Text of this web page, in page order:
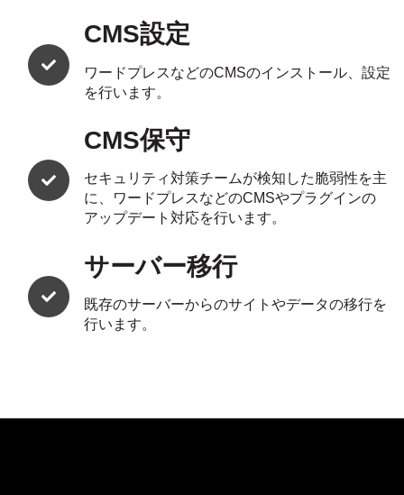
CMS設定
ワードプレスなどのCMSのインストール、設定
を行います。
CMS保守
セキュリティ対策チームが検知した脆弱性を主
に、ワードプレスなどのCMSやプラグインの
アップデート対応を行います。
サーバー移行
既存のサーバーからのサイトやデータの移行を
行います。